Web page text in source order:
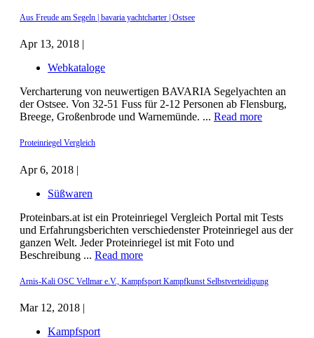
Aus Freude am Segeln | bavaria yachtcharter | Ostsee
Apr 13, 2018 |
Webkataloge
Vercharterung von neuwertigen BAVARIA Segelyachten an
der Ostsee. Von 32-51 Fuss für 2-12 Personen ab Flensburg,
Breege, Großenbrode und Warnemünde. ... Read more
Proteinriegel Vergleich
Apr 6, 2018 |
Süßwaren
Proteinbars.at ist ein Proteinriegel Vergleich Portal mit Tests
und Erfahrungsberichten verschiedenster Proteinriegel aus der
ganzen Welt. Jeder Proteinriegel ist mit Foto und
Beschreibung ... Read more
Arnis-Kali OSC Vellmar e.V., Kampfsport Kampfkunst Selbstverteidigung
Mar 12, 2018 |
Kampfsport